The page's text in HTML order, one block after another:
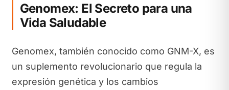
Genomex: El Secreto para una
Vida Saludable
Genomex, también conocido como GNM-X, es
un suplemento revolucionario que regula la
expresión genética y los cambios